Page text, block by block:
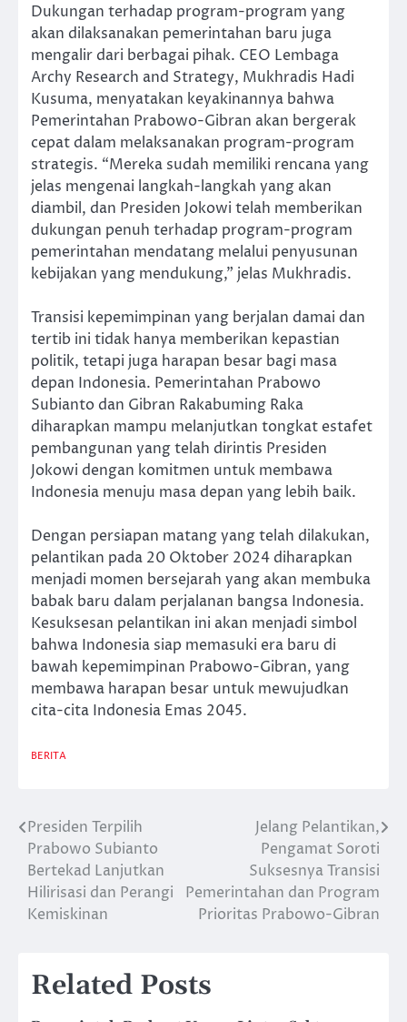
Dukungan terhadap program-program yang
akan dilaksanakan pemerintahan baru juga
mengalir dari berbagai pihak. CEO Lembaga
Archy Research and Strategy, Mukhradis Hadi
Kusuma, menyatakan keyakinannya bahwa
Pemerintahan Prabowo-Gibran akan bergerak
cepat dalam melaksanakan program-program
strategis. “Mereka sudah memiliki rencana yang
jelas mengenai langkah-langkah yang akan
diambil, dan Presiden Jokowi telah memberikan
dukungan penuh terhadap program-program
pemerintahan mendatang melalui penyusunan
kebijakan yang mendukung,” jelas Mukhradis.
Transisi kepemimpinan yang berjalan damai dan
tertib ini tidak hanya memberikan kepastian
politik, tetapi juga harapan besar bagi masa
depan Indonesia. Pemerintahan Prabowo
Subianto dan Gibran Rakabuming Raka
diharapkan mampu melanjutkan tongkat estafet
pembangunan yang telah dirintis Presiden
Jokowi dengan komitmen untuk membawa
Indonesia menuju masa depan yang lebih baik.
Dengan persiapan matang yang telah dilakukan,
pelantikan pada 20 Oktober 2024 diharapkan
menjadi momen bersejarah yang akan membuka
babak baru dalam perjalanan bangsa Indonesia.
Kesuksesan pelantikan ini akan menjadi simbol
bahwa Indonesia siap memasuki era baru di
bawah kepemimpinan Prabowo-Gibran, yang
membawa harapan besar untuk mewujudkan
cita-cita Indonesia Emas 2045.
BERITA
Post
navigation
Presiden Terpilih
Prabowo Subianto
Bertekad Lanjutkan
Hilirisasi dan Perangi
Kemiskinan
Jelang Pelantikan,
Pengamat Soroti
Suksesnya Transisi
Pemerintahan dan Program
Prioritas Prabowo-Gibran
Related Posts